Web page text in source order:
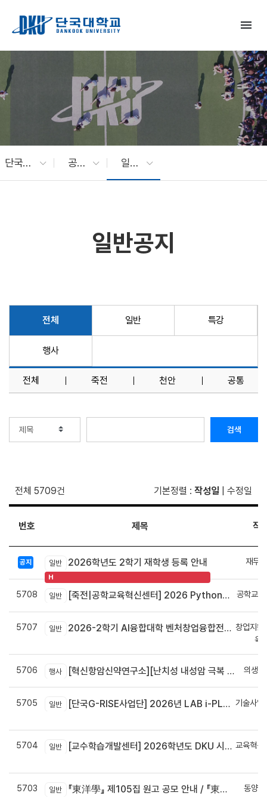
menu
단국대 소식 공지사항 일반공지
일반공지
전체 일반 특강
행사
전체 죽전 천안 공통
검색
전체 5709건 기본정렬 : 작성일 수정일
번호 제목 작
공지 일반 2026학년도 2학기 재학생 등록 안내
H
재무
5708 일반 [죽전|공학교육혁신센터] 2026 Python으로 구현하는 AI 영상인식과 로봇팔 제어 프로그램 신청 안내 공학교
5707 일반 2026-2학기 AI융합대학 벤처창업융합전공 안내
창업지원
육
5706 행사 [혁신항암신약연구소][난치성 내성암 극복 차세대 신약개발 글로벌 사업단] 심포지엄 8월 24일 ~ 25일 의생
5705 일반 [단국G-RISE사업단] 2026년 LAB i-PLUG 프로그램 과제 공고(~10.9.(금)까지)
기술사업
5704 일반 [교수학습개발센터] 2026학년도 DKU 시그니처 교수법 적용 교과목 개발 신청 안내
교육혁신
5703 일반 『東洋學』 제105집 원고 공모 안내 / 『東洋學』第105輯征稿启事 / Call for Papers : The Oriental Studies, the 105th Issue 동양